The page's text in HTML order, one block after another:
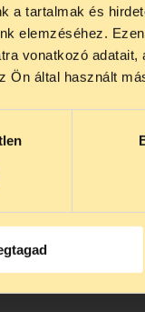
a tartalmak és
elemzéséhez.
vonatkozó
Ön által használt